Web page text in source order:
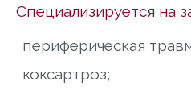
Специализируется на
периферическая
коксартроз;